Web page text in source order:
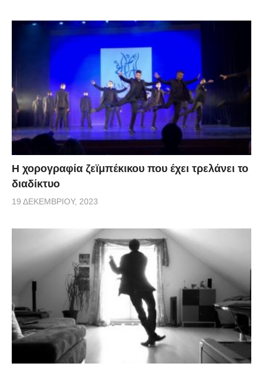
Η χορογραφία ζεϊμπέκικου που έχει τρελάνει το
διαδίκτυο
19 ΔΕΚΕΜΒΡΊΟΥ, 2023